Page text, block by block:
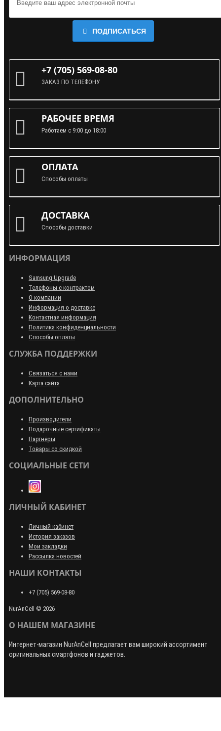
ПОДПИСАТЬСЯ
+7 (705) 569-08-80
ЗАКАЗ ПО ТЕЛЕФОНУ
РАБОЧЕЕ ВРЕМЯ
Работаем с 9:00 до 18:00
ОПЛАТА
Способы оплаты
ДОСТАВКА
Способы доставки
ИНФОРМАЦИЯ
Samsung Upgrade
Телефоны с контрактом
О компании
Информация о доставке
Контактная информация
Политика конфиденциальности
Способы оплаты
СЛУЖБА ПОДДЕРЖКИ
Связаться с нами
Карта сайта
ДОПОЛНИТЕЛЬНО
Производители
Подарочные сертификаты
Партнёры
Товары со скидкой
СОЦИАЛЬНЫЕ СЕТИ
ЛИЧНЫЙ КАБИНЕТ
Личный кабинет
История заказов
Мои закладки
Рассылка новостей
НАШИ КОНТАКТЫ
+7 (705) 569-08-80
NurAnCell © 2026
О НАШЕМ МАГАЗИНЕ
Интернет-магазин NurAnCell предлагает вам широкий ассортимент
оригинальных смартфонов и гаджетов.